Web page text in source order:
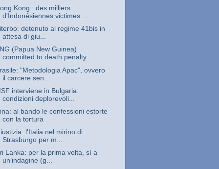
Kong : des milliers
d'Indonésiennes victimes ...
detenuto al regime 41bis in
attesa di giu...
(Papua New Guinea)
committed to death penalty
"Metodologia Apac", ovvero
il carcere sen...
interviene in Bulgaria:
condizioni deplorevoli...
al bando le confessioni estorte
con la tortura
l'Italia nel mirino di
Strasburgo per m...
Lanka: per la prima volta, sì a
un’indagine (g...